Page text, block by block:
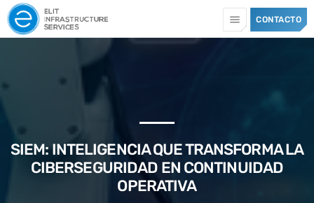
menu CONTACTO
TOP CATEGORIES
SPOTLIGHT
13 JULIO, 2026
SIEM: INTELIGENCIA QUE TRANSFORMA LA
CIBERSEGURIDAD EN CONTINUIDAD
OPERATIVA